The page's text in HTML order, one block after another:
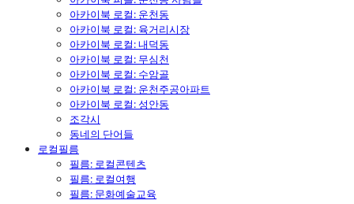
아카이북 로컬: 운천동
아카이북 로컬: 육거리시장
아카이북 로컬: 내덕동
아카이북 로컬: 무심천
아카이북 로컬: 수암골
아카이북 로컬: 운천주공아파트
아카이북 로컬: 성안동
조각시
동네의 단어들
로컬필름
필름: 로컬콘텐츠
필름: 로컬여행
필름: 문화예술교육